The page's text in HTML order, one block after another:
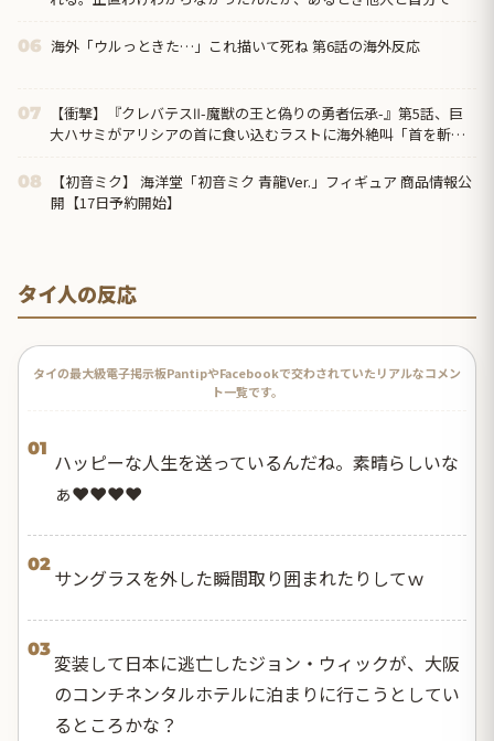
06 海外「ウルっときた…」これ描いて死ね 第6話の海外反応
07
【衝撃】『クレバテスⅡ-魔獣の王と偽りの勇者伝承-』第5話、巨
大ハサミがアリシアの首に食い込むラストに海外絶叫「首を斬り
08
【初音ミク】 海洋堂「初音ミク 青龍Ver.」フィギュア 商品情報公
開【17日予約開始】
タイ人の反応
タイの最大級電子掲示板PantipやFacebookで交わされていたリアルなコメン
ト一覧です。
01
ハッピーな人生を送っているんだね。素晴らしいな
ぁ❤️❤️❤️❤️
02
サングラスを外した瞬間取り囲まれたりしてｗ
03
変装して日本に逃亡したジョン・ウィックが、大阪
のコンチネンタルホテルに泊まりに行こうとしてい
るところかな？